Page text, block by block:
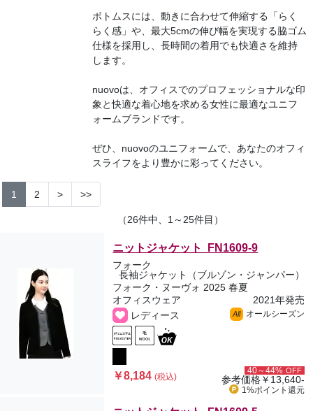
ボトムスには、動きに合わせて伸縮する「らく
らく感」や、最大5cmの伸び幅を実現する脇ゴム
仕様を採用し、長時間の着用でも快適さを維持
します。
nuovoは、オフィスでのプロフェッショナルな印
象と快適な着心地を求める女性に最適なユニフ
ォームブランドです。
​ぜひ、nuovoのユニフォームで、あなたのオフィ
スライフをより豊かに彩ってください。
1 2 > >>
（26件中、1～25件目）
ニットジャケット FN1609-9
フォーク
長袖ジャケット（ブルゾン・ジャンパー）
フォーク・ヌーヴォ 2025 春夏
オフィスウェア
2021年発売
レディース
All オールシーズン
￥8,184(税込)
40～44% OFF
参考価格￥13,640-
1%ポイント 還元